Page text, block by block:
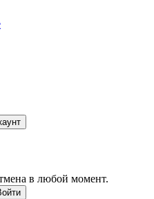
в любой момент.